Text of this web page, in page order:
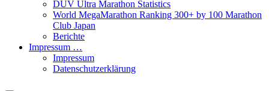
DUV Ultra Marathon Statistics
World MegaMarathon Ranking 300+ by 100 Marathon
Club Japan
Berichte
Impressum …
Impressum
Datenschutzerklärung